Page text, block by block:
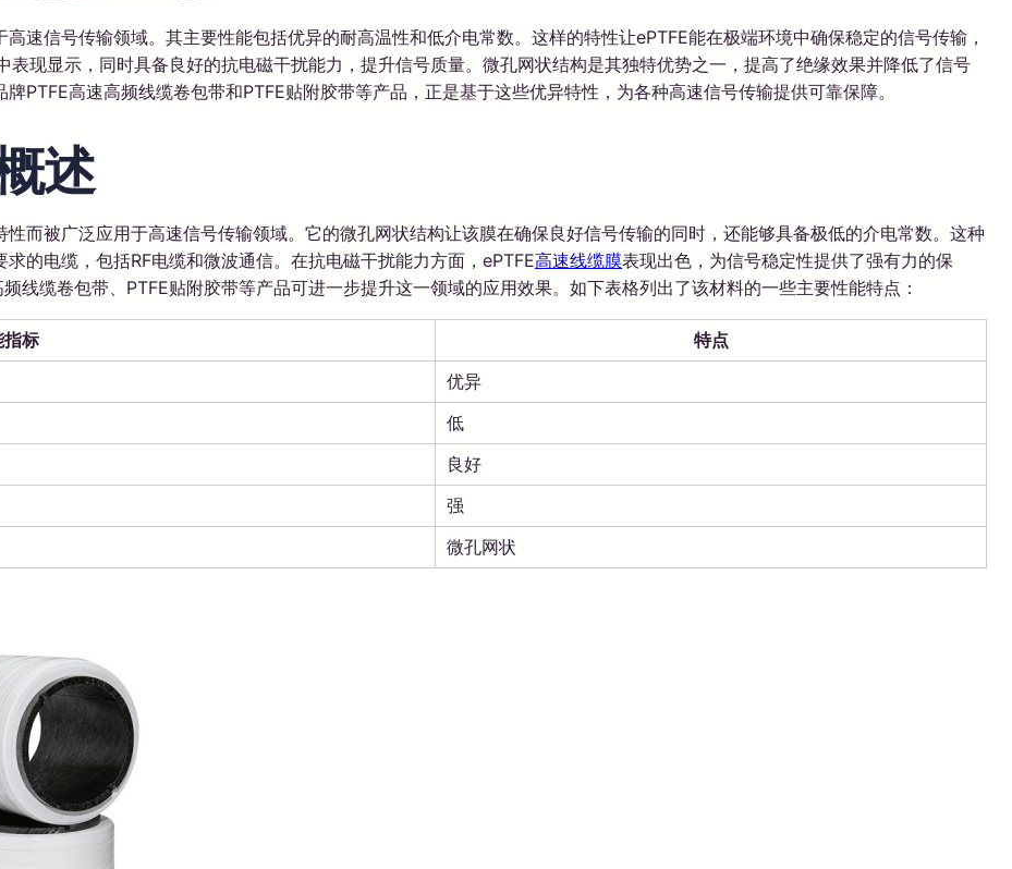
速信号传输领域。其主要性能包括优异的耐高温性和低介电常数。这样的特性让ePTFE能在极端环境中确保稳定的信号传输，
现显示，同时具备良好的抗电磁干扰能力，提升信号质量。微孔网状结构是其独特优势之一，提高了绝缘效果并降低了信号
PTFE高速高频线缆卷包带和PTFE贴附胶带等产品，正是基于这些优异特性，为各种高速信号传输提供可靠保障。
述
而被广泛应用于高速信号传输领域。它的微孔网状结构让该膜在确保良好信号传输的同时，还能够具备极低的介电常数。这种
的电缆，包括RF电缆和微波通信。在抗电磁干扰能力方面，ePTFE高速线缆膜表现出色，为信号稳定性提供了强有力的保
线缆卷包带、PTFE贴附胶带等产品可进一步提升这一领域的应用效果。如下表格列出了该材料的一些主要性能特点：
指标
特点
优异
低
良好
强
微孔网状